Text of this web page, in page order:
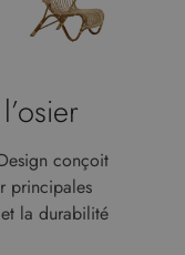
conçoit
principales
la durabilité